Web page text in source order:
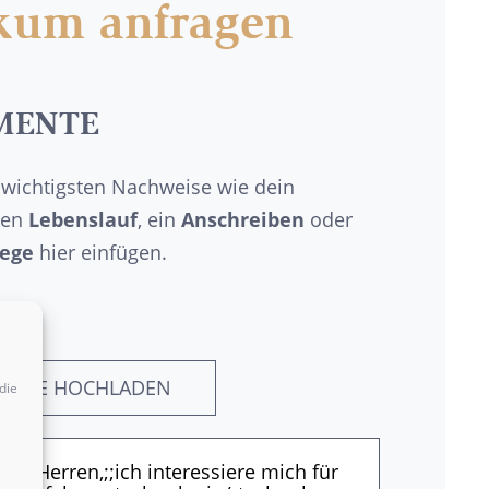
anfragen
Nachweise wie dein
Lebenslauf, ein Anschreiben oder
hier einfügen.
HOCHLADEN